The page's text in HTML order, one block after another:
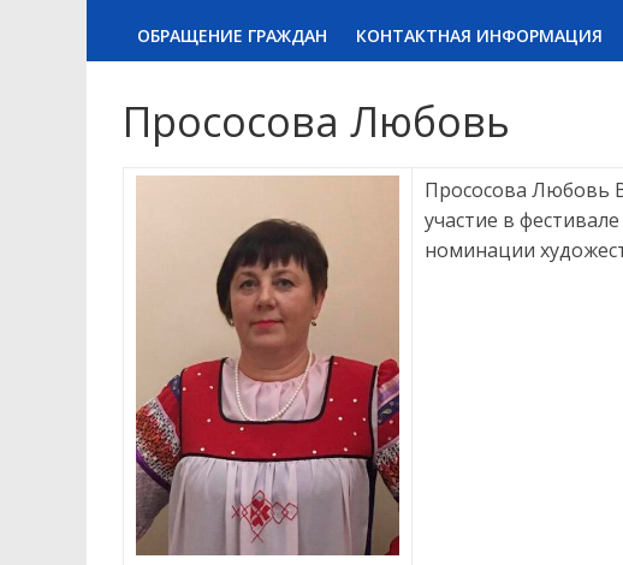
ОБРАЩЕНИЕ ГРАЖДАН КОНТАКТНАЯ ИНФОРМАЦИЯ
Прососова Любовь
Прососова Любовь
участие в
номинации